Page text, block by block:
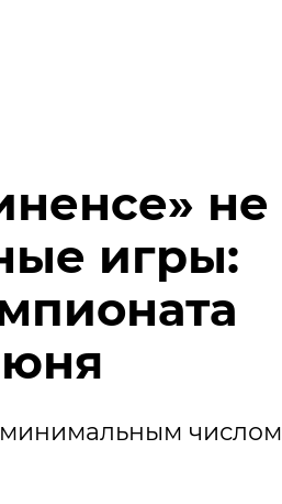
не
игры:
минимальным числом